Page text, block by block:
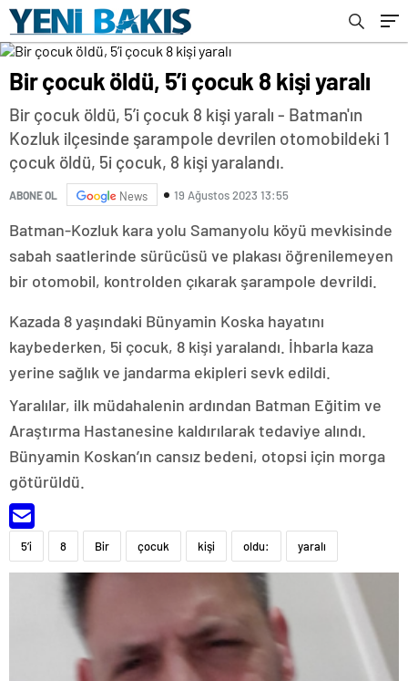
Bir çocuk öldü, 5’i çocuk 8 kişi yaralı
Bir çocuk öldü, 5’i çocuk 8 kişi yaralı - Batman'ın
Kozluk ilçesinde şarampole devrilen otomobildeki 1
çocuk öldü, 5i çocuk, 8 kişi yaralandı.
ABONE OL News 19 Ağustos 2023 13:55
Batman-Kozluk kara yolu Samanyolu köyü mevkisinde
sabah saatlerinde sürücüsü ve plakası öğrenilemeyen
bir otomobil, kontrolden çıkarak şarampole devrildi.
Kazada 8 yaşındaki Bünyamin Koska hayatını
kaybederken, 5i çocuk, 8 kişi yaralandı. İhbarla kaza
yerine sağlık ve jandarma ekipleri sevk edildi.
Yaralılar, ilk müdahalenin ardından Batman Eğitim ve
Araştırma Hastanesine kaldırılarak tedaviye alındı.
Bünyamin Koskan’ın cansız bedeni, otopsi için morga
götürüldü.
5’i 8 Bir çocuk kişi oldu: yaralı